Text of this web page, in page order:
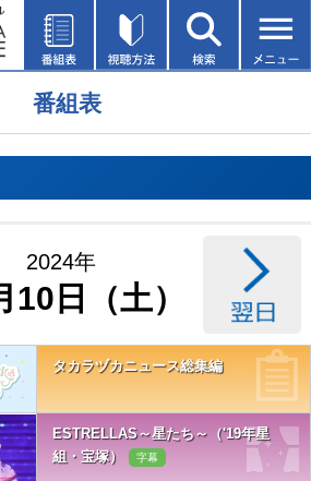
番組表
2024年
10日（土）
タカラヅカニュース総集編
ESTRELLAS～星たち～（'19年星
組・宝塚）
字幕